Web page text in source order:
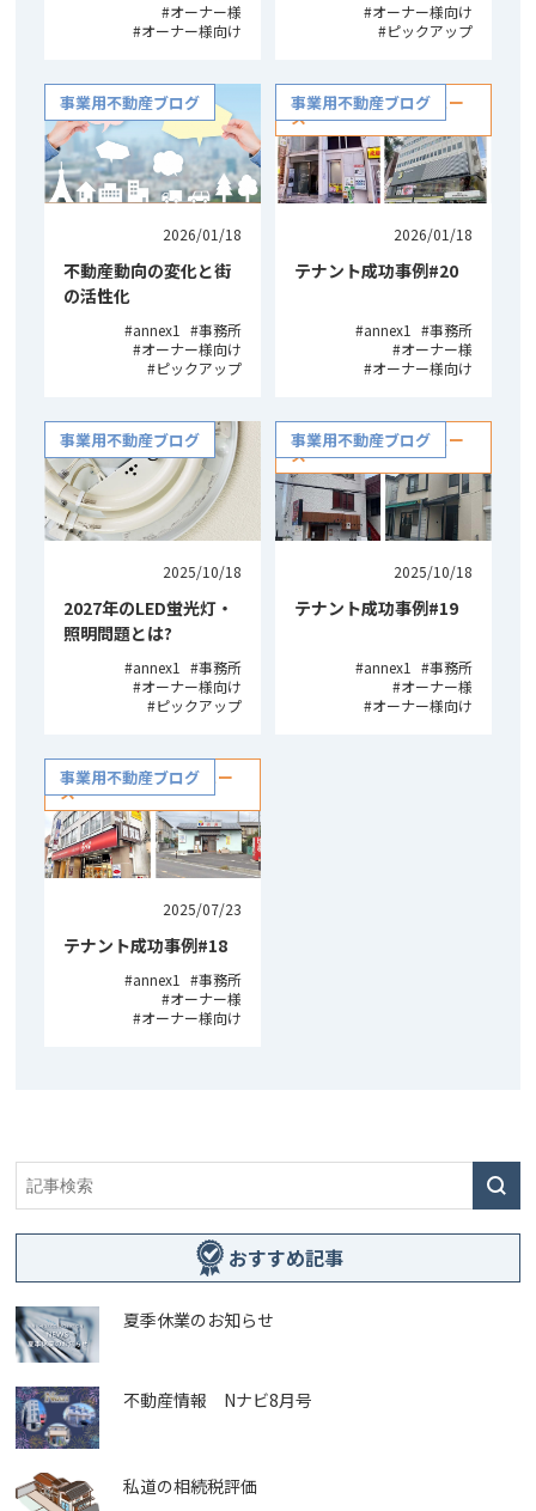
オーナー様
オーナー様向け
オーナー様向け
ピックアップ
事業用不動産ブログ
2026/01/18
不動産動向の変化と街
の活性化
annex1
事務所
オーナー様向け
ピックアップ
NISHIDAの不動産ニュー
ス
事業用不動産ブログ
2026/01/18
テナント成功事例#20
annex1
事務所
オーナー様
オーナー様向け
事業用不動産ブログ
2025/10/18
2027年のLED蛍光灯・
照明問題とは?
annex1
事務所
オーナー様向け
ピックアップ
NISHIDAの不動産ニュー
ス
事業用不動産ブログ
2025/10/18
テナント成功事例#19
annex1
事務所
オーナー様
オーナー様向け
NISHIDAの不動産ニュー
ス
事業用不動産ブログ
2025/07/23
テナント成功事例#18
annex1
事務所
オーナー様
オーナー様向け
おすすめ記事
夏季休業のお知らせ
不動産情報 Nナビ8月号
私道の相続税評価